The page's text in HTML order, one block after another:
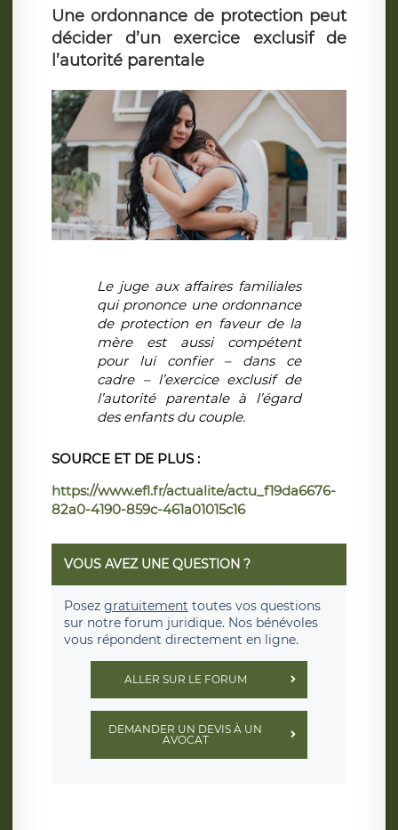
Une ordonnance de protection peut
décider d’un exercice exclusif de
l’autorité parentale
Le juge aux affaires familiales
qui prononce une ordonnance
de protection en faveur de la
mère est aussi compétent
pour lui confier – dans ce
cadre – l’exercice exclusif de
l’autorité parentale à l’égard
des enfants du couple.
SOURCE ET DE PLUS :
https://www.efl.fr/actualite/actu_f19da6676-
82a0-4190-859c-461a01015c16
VOUS AVEZ UNE QUESTION ?
Posez gratuitement toutes vos questions
sur notre forum juridique. Nos bénévoles
vous répondent directement en ligne.
ALLER SUR LE FORUM
DEMANDER UN DEVIS À UN
AVOCAT